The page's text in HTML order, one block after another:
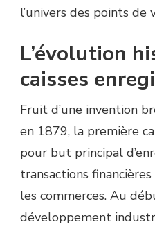
l’univers des points de
L’évolution
caisses
Fruit d’une invention
en 1879, la première
pour but principal
transactions
les commerces. Au
développement